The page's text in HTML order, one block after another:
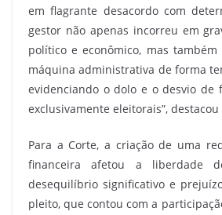
em flagrante desacordo com
gestor não apenas incorreu em
político e econômico, mas
máquina administrativa de forma
evidenciando o dolo e o desvio de
exclusivamente eleitorais”,
Para a Corte, a criação de uma
financeira afetou a liberdade
desequilíbrio significativo e
pleito, que contou com a